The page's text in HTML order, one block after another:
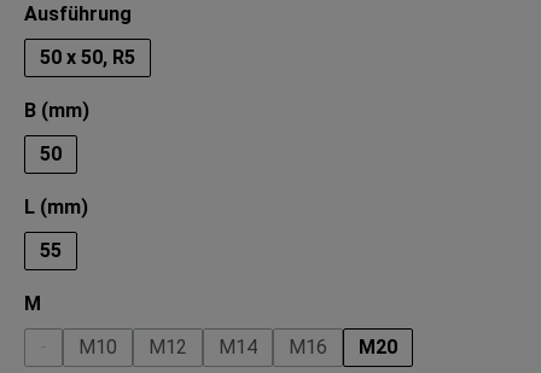
Ausführung
50 x 50, R5
B (mm)auswählen
50
L (mm)auswählen
55
M
(Diese Option ist zurzeit nicht verfügbar.)
M10 M12 M14 M16 M20